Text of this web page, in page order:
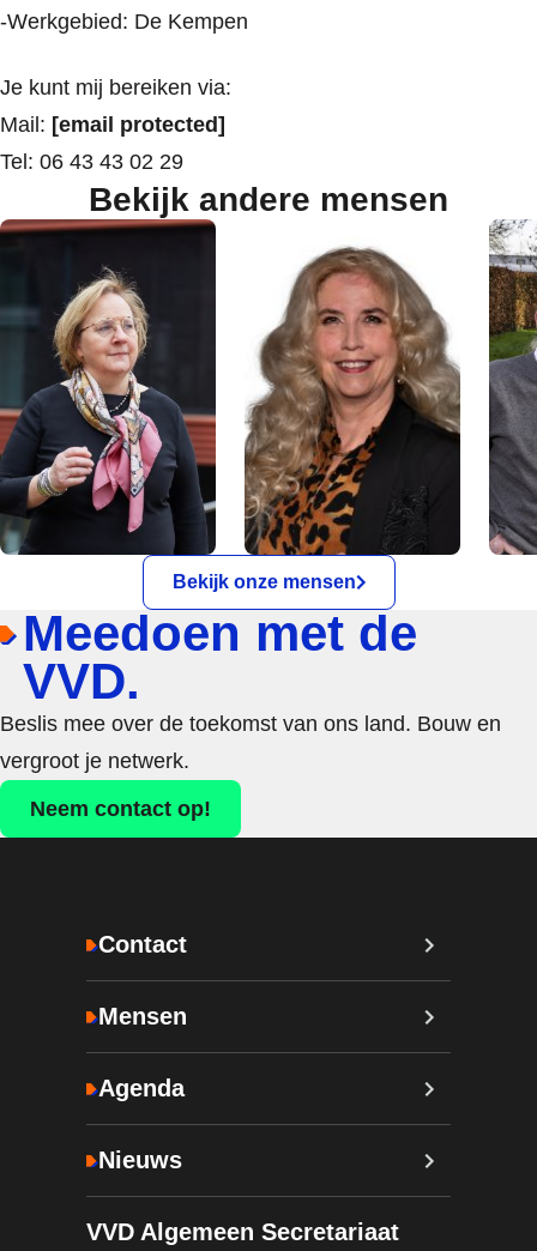
-Werkgebied: De Kempen
Je kunt mij bereiken via:
Mail: [email protected]
Tel: 06 43 43 02 29
Bekijk andere mensen
Bekijk onze mensen
Meedoen met de
VVD.
Beslis mee over de toekomst van ons land. Bouw en
vergroot je netwerk.
Neem contact op!
Contact
Mensen
Agenda
Nieuws
VVD Algemeen Secretariaat